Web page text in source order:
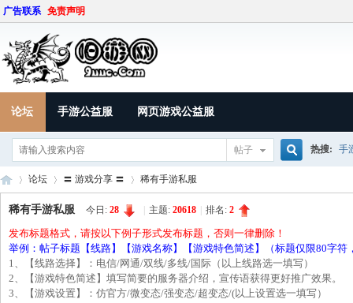
广告联系 免责声明
论坛 手游公益服 网页游戏公益服
帖子
索
热搜: 手
9U»
论坛
›
〓 游戏分享 〓 稀有手游私服
稀有手游私服 今日: 28 主题: 20618 排名: 2
发布标题格式，请按以下例子形式发布标题，否则一律删除！
举例：帖子标题【线路】【游戏名称】【游戏特色简述】（标题仅限80字符
1、【线路选择】：电信/网通/双线/多线/国际（以上线路选一填写）
2、【游戏特色简述】填写简要的服务器介绍，宣传语获得更好推广效果
3、【游戏设置】：仿官方/微变态/强变态/超变态/(以上设置选一填写）